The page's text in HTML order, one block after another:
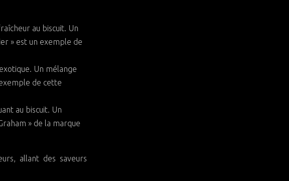
au biscuit. Un
» est un exemple de
Un mélange
de cette
au biscuit. Un
» de la marque
allant des saveurs